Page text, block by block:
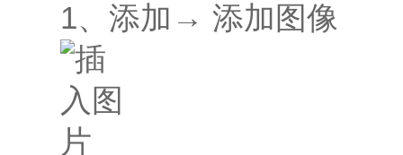
1、添加→ 添加图像